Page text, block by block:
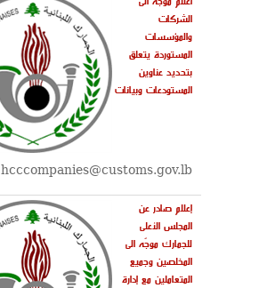
الشركات
والمؤسسات
المستوردة يتعلق
بتحديد عناوين
المستودعات وبيانات
hcccompanies@customs.gov.lb
إعلام صادر عن
المجلس الأعلى
للجمارك موجّه الى
المخلصين وجميع
المتعاملين مع إدارة